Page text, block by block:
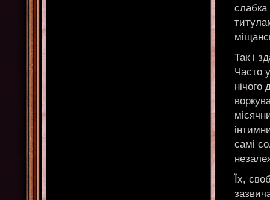
слабка
Так і
Часто
нічого
самі
Їх,